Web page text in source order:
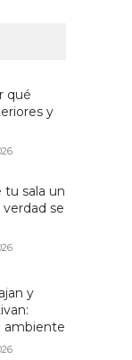
qué
y
tu sala un
se
y
ambiente